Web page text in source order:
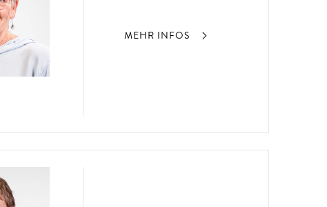
MEHR INFOS